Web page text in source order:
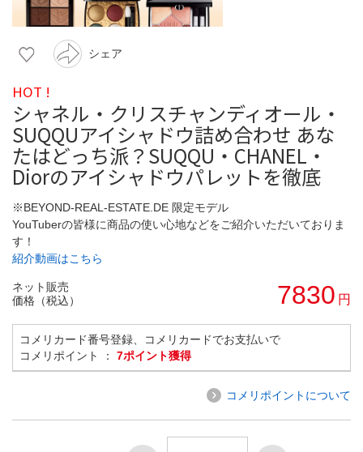
シェア
HOT !
シャネル・クリスチャンディオール・
SUQQUアイシャドウ詰め合わせ あな
たはどっち派？SUQQU・CHANEL・
Diorのアイシャドウパレットを徹底
※BEYOND-REAL-ESTATE.DE 限定モデル
YouTuberの皆様に商品の使い心地などをご紹介いただいておりま
す！
紹介動画はこちら
ネット販売
価格（税込）
7830 円
コメリカード番号登録、コメリカードでお支払いで
コメリポイント ： 7ポイント獲得
コメリポイントについて